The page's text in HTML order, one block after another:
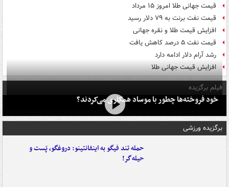
قیمت جهانی طلا امروز ۱۵ مرداد
قیمت نفت برنت به ۷۹ دلار رسید
افزایش قیمت طلا و نقره جهانی
قیمت نفت ۵ درصد کاهش یافت
رشد آرام دلار ادامه دارد
افزایش قیمت جهانی طلا
فیلم برگزیده
خود فروخته‌ها چطور با موساد همکاری می‌کردند؟
برگزیده ورزشی
حمله تند فیگو به اینفانتینو: دروغگو، پَست‌ و
حیله‌گر!